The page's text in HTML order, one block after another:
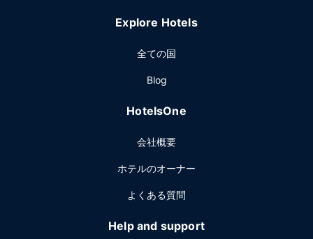
を毎日、7:00 ～ 10:00 までお召し上がりいただけます。
ロントデスク、荷物保管サービスをお使いいただけます。敷
Explore Hotels
全ての国
Blog
HotelsOne
会社概要
ホテルのオーナー
よくある質問
Help and support